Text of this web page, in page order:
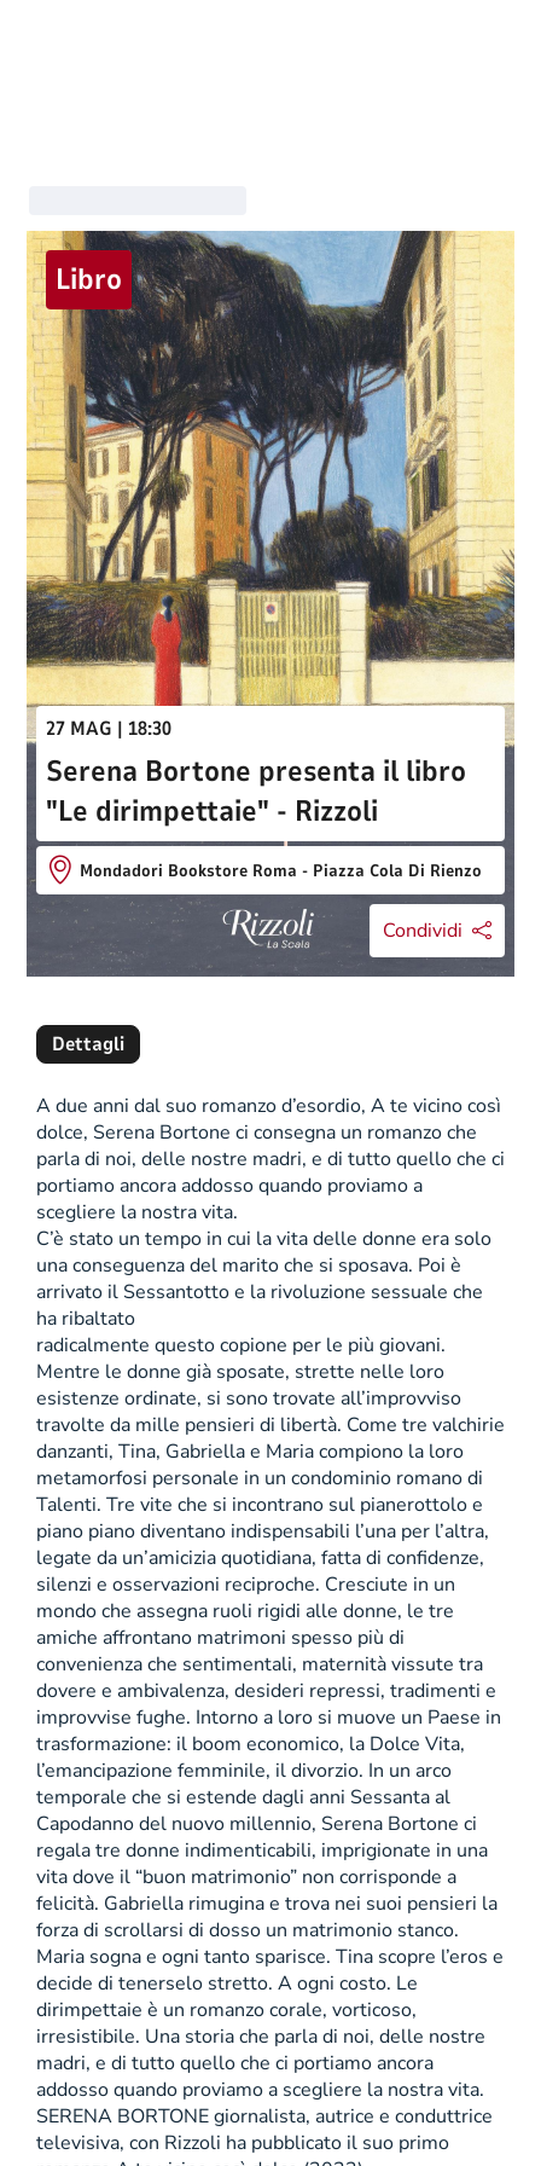
Libro
27 MAG | 18:30
Serena Bortone presenta il libro
"Le dirimpettaie" - Rizzoli
Mondadori Bookstore Roma - Piazza Cola Di Rienzo
Condividi
Dettagli
A due anni dal suo romanzo d’esordio, A te vicino così
dolce, Serena Bortone ci consegna un romanzo che
parla di noi, delle nostre madri, e di tutto quello che ci
portiamo ancora addosso quando proviamo a
scegliere la nostra vita.
C’è stato un tempo in cui la vita delle donne era solo
una conseguenza del marito che si sposava. Poi è
arrivato il Sessantotto e la rivoluzione sessuale che
ha ribaltato
radicalmente questo copione per le più giovani.
Mentre le donne già sposate, strette nelle loro
esistenze ordinate, si sono trovate all’improvviso
travolte da mille pensieri di libertà. Come tre valchirie
danzanti, Tina, Gabriella e Maria compiono la loro
metamorfosi personale in un condominio romano di
Talenti. Tre vite che si incontrano sul pianerottolo e
piano piano diventano indispensabili l’una per l’altra,
legate da un’amicizia quotidiana, fatta di confidenze,
silenzi e osservazioni reciproche. Cresciute in un
mondo che assegna ruoli rigidi alle donne, le tre
amiche affrontano matrimoni spesso più di
convenienza che sentimentali, maternità vissute tra
dovere e ambivalenza, desideri repressi, tradimenti e
improvvise fughe. Intorno a loro si muove un Paese in
trasformazione: il boom economico, la Dolce Vita,
l’emancipazione femminile, il divorzio. In un arco
temporale che si estende dagli anni Sessanta al
Capodanno del nuovo millennio, Serena Bortone ci
regala tre donne indimenticabili, imprigionate in una
vita dove il “buon matrimonio” non corrisponde a
felicità. Gabriella rimugina e trova nei suoi pensieri la
forza di scrollarsi di dosso un matrimonio stanco.
Maria sogna e ogni tanto sparisce. Tina scopre l’eros e
decide di tenerselo stretto. A ogni costo. Le
dirimpettaie è un romanzo corale, vorticoso,
irresistibile. Una storia che parla di noi, delle nostre
madri, e di tutto quello che ci portiamo ancora
addosso quando proviamo a scegliere la nostra vita.
SERENA BORTONE giornalista, autrice e conduttrice
televisiva, con Rizzoli ha pubblicato il suo primo